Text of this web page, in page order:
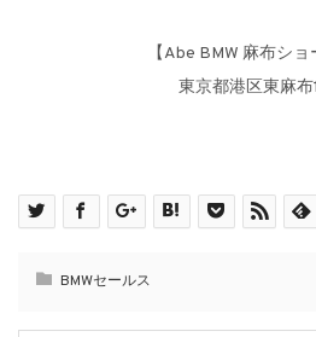
【Abe BMW 麻布ショ
東京都港区東麻布
BMWセールス